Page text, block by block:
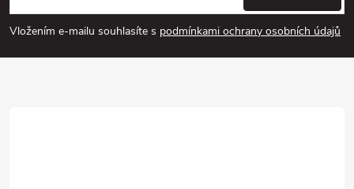
p
a
Vložením e-mailu souhlasíte s podmínkami ochrany osobních údajů